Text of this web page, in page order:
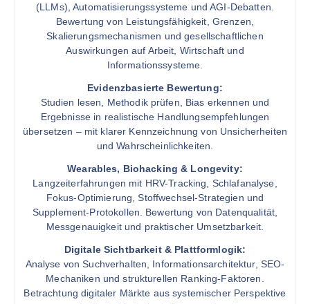
(LLMs), Automatisierungssysteme und AGI-Debatten.
Bewertung von Leistungsfähigkeit, Grenzen,
Skalierungsmechanismen und gesellschaftlichen
Auswirkungen auf Arbeit, Wirtschaft und
Informationssysteme.
Evidenzbasierte Bewertung:
Studien lesen, Methodik prüfen, Bias erkennen und
Ergebnisse in realistische Handlungsempfehlungen
übersetzen – mit klarer Kennzeichnung von Unsicherheiten
und Wahrscheinlichkeiten.
Wearables, Biohacking & Longevity:
Langzeiterfahrungen mit HRV-Tracking, Schlafanalyse,
Fokus-Optimierung, Stoffwechsel-Strategien und
Supplement-Protokollen. Bewertung von Datenqualität,
Messgenauigkeit und praktischer Umsetzbarkeit.
Digitale Sichtbarkeit & Plattformlogik:
Analyse von Suchverhalten, Informationsarchitektur, SEO-
Mechaniken und strukturellen Ranking-Faktoren.
Betrachtung digitaler Märkte aus systemischer Perspektive